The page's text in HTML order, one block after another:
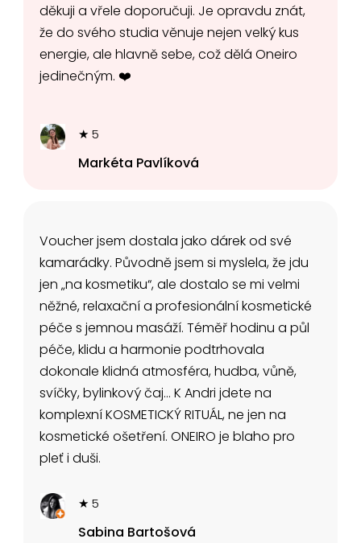
děkuji a vřele doporučuji. Je opravdu znát,
že do svého studia věnuje nejen velký kus
energie, ale hlavně sebe, což dělá Oneiro
jedinečným. ❤️
★ 5
Markéta Pavlíková
Voucher jsem dostala jako dárek od své
kamarádky. Původně jsem si myslela, že jdu
jen „na kosmetiku“, ale dostalo se mi velmi
něžné, relaxační a profesionální kosmetické
péče s jemnou masáží. Téměř hodinu a půl
péče, klidu a harmonie podtrhovala
dokonale klidná atmosféra, hudba, vůně,
svíčky, bylinkový čaj… K Andri jdete na
komplexní KOSMETICKÝ RITUÁL, ne jen na
kosmetické ošetření. ONEIRO je blaho pro
pleť i duši.
★ 5
Sabina Bartošová